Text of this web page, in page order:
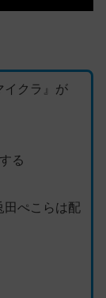
イクラ』が
る
田ぺこらは配